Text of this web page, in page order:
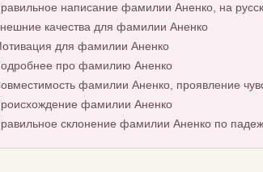
написание фамилии Аненко, на
качества для фамилии Аненко
для фамилии Аненко
про фамилию Аненко
фамилии Аненко, проявление
фамилии Аненко
склонение фамилии Аненко по